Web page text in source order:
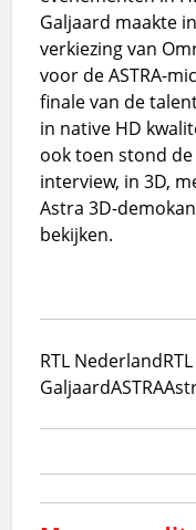
Galjaard maakte
verkiezing van
voor de ASTRA-
finale van de
in native HD
ook toen stond
interview, in 3D,
Astra 3D-
bekijken.
RTL Nederland
GaljaardASTRA